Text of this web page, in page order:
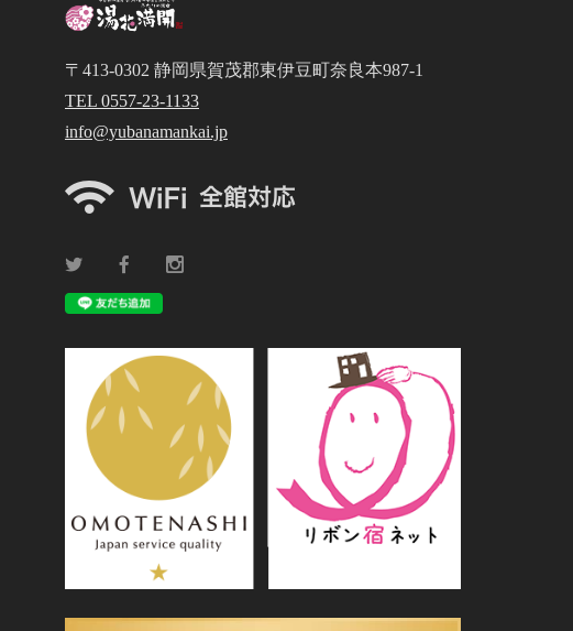
〒413-0302 静岡県賀茂郡東伊豆町奈良本987-1
TEL 0557-23-1133
info@yubanamankai.jp